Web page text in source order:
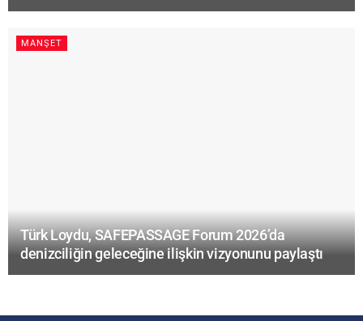
MANŞET
Türk Loydu, SAFEPASSAGE Forum 2026’da
denizciliğin geleceğine ilişkin vizyonunu paylaştı